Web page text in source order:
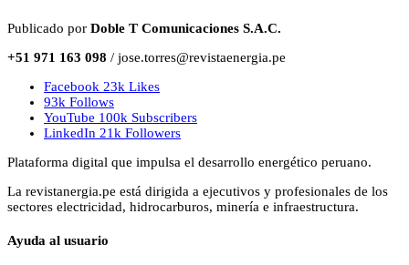
Publicado por Doble T Comunicaciones S.A.C.
+51 971 163 098 / jose.torres@revistaenergia.pe
Facebook 23k Likes
93k Follows
YouTube 100k Subscribers
LinkedIn 21k Followers
Plataforma digital que impulsa el desarrollo energético peruano.
La revistanergia.pe está dirigida a ejecutivos y profesionales de los
sectores electricidad, hidrocarburos, minería e infraestructura.
Ayuda al usuario